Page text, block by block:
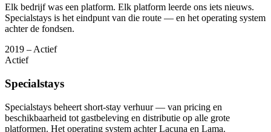
Elk bedrijf was een platform. Elk platform leerde ons iets nieuws.
Specialstays is het eindpunt van die route — en het operating system
achter de fondsen.
2019 – Actief
Actief
Specialstays
Specialstays beheert short-stay verhuur — van pricing en
beschikbaarheid tot gastbeleving en distributie op alle grote
platformen. Het operating system achter Lacuna en Lama.